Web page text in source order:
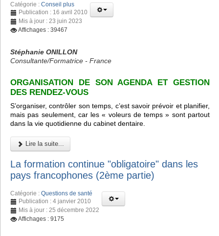
Catégorie : Conseil plus
Publication : 16 avril 2010
Mis à jour : 23 juin 2023
Affichages : 39467
Stéphanie ONILLON
Consultante/Formatrice - France
ORGANISATION DE SON AGENDA ET GESTION
DES RENDEZ-VOUS
S’organiser, contrôler son temps, c’est savoir prévoir et planifier,
mais pas seulement, car les « voleurs de temps » sont partout
dans la vie quotidienne du cabinet dentaire.
Lire la suite...
La formation continue "obligatoire" dans les
pays francophones (2ème partie)
Catégorie : Questions de santé
Publication : 4 janvier 2010
Mis à jour : 25 décembre 2022
Affichages : 9175